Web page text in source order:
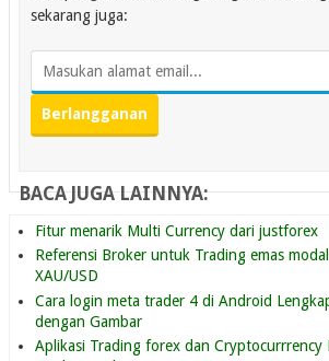
sekarang juga:
BACA JUGA LAINNYA:
Fitur menarik Multi Currency dari justforex
Referensi Broker untuk Trading emas modal
XAU/USD
Cara login meta trader 4 di Android
dengan Gambar
Aplikasi Trading forex dan Cryptocurrrency